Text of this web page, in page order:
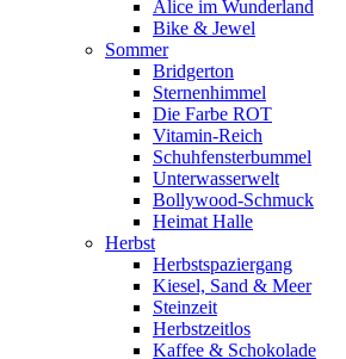
Alice im Wunderland
Bike & Jewel
Sommer
Bridgerton
Sternenhimmel
Die Farbe ROT
Vitamin-Reich
Schuhfensterbummel
Unterwasserwelt
Bollywood-Schmuck
Heimat Halle
Herbst
Herbstspaziergang
Kiesel, Sand & Meer
Steinzeit
Herbstzeitlos
Kaffee & Schokolade